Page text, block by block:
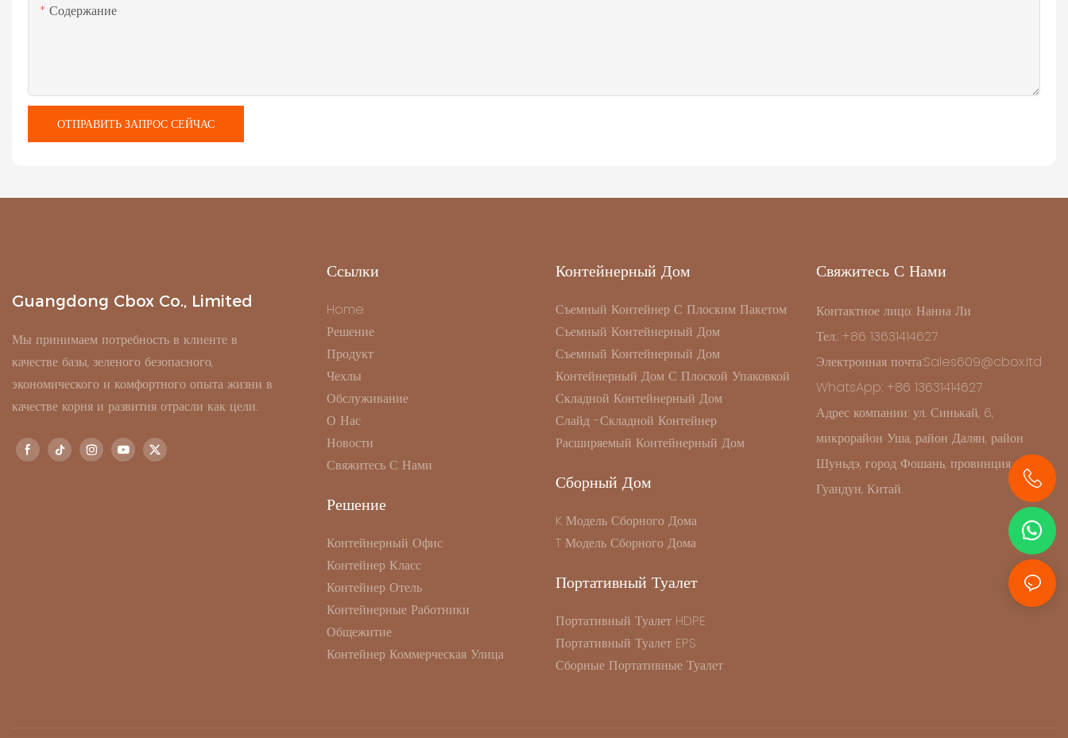
Содержание
ОТПРАВИТЬ ЗАПРОС СЕЙЧАС
Guangdong Cbox Co., Limited
Мы принимаем потребность в клиенте в
качестве базы, зеленого безопасного,
экономического и комфортного опыта жизни в
качестве корня и развития отрасли как цели.
Ссылки
Home
Решение
Продукт
Чехлы
Обслуживание
О Нас
Новости
Свяжитесь С Нами
Решение
Контейнерный Офис
Контейнер Класс
Контейнер Отель
Контейнерные Работники
Общежитие
Контейнер Коммерческая Улица
Контейнерный Дом
Съемный Контейнер С Плоским Пакетом
Съемный Контейнерный Дом
Съемный Контейнерный Дом
Контейнерный Дом С Плоской Упаковкой
Складной Контейнерный Дом
Слайд -складной Контейнер
Расширяемый Контейнерный Дом
Сборный Дом
K Модель Сборного Дома
T Модель Сборного Дома
Портативный Туалет
Портативный Туалет HDPE
Портативный Туалет EPS
Сборные Портативные Туалет
Свяжитесь С Нами
Контактное лицо: Нанна Ли
Тел.: +86 13631414627
Электронная почта:Sales609@cbox.ltd
WhatsApp: +86 13631414627
Адрес компании: ул. Синькай, 6,
микрорайон Уша, район Далян, район
Шуньдэ, город Фошань, провинция
Гуандун, Китай.